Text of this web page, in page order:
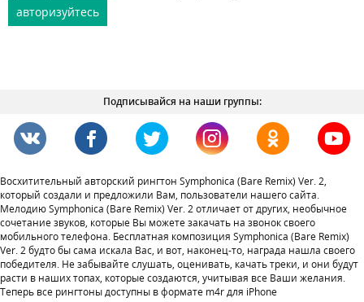
авторизуйтесь
Подписывайся на наши группы:
Восхитительный авторский рингтон Symphonica (Bare Remix) Ver. 2,
который создали и предложили Вам, пользователи нашего сайта.
Мелодию Symphonica (Bare Remix) Ver. 2 отличает от других, необычное
сочетание звуков, которые Вы можете закачать на звонок своего
мобильного телефона. Бесплатная композиция Symphonica (Bare Remix)
Ver. 2 будто бы сама искала Вас, и вот, наконец-то, награда нашла своего
победителя. Не забывайте слушать, оценивать, качать треки, и они будут
расти в наших топах, которые создаются, учитывая все Ваши желания.
Теперь все рингтоны доступны в формате m4r для iPhone